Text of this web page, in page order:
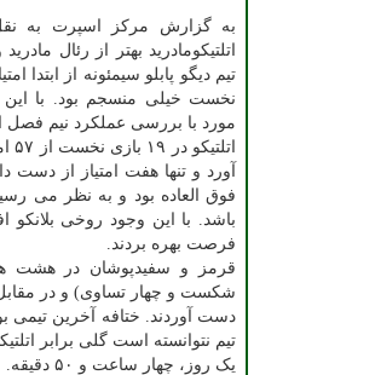
به گزارش مرکز اسپرت به
اتلتیکومادرید بهتر از رئال
تیم دیگو پابلو سیمئونه از ابتدا
نخست خیلی منسجم بود. با این
مورد با بررسی عملکرد نیم فصل
آورد و تنها هفت امتیاز از
فوق العاده بود و به نظر می
باشد. با این وجود روخی بلانکو
فرصت بهره بردند.
قرمز و سفیدپوشان در هشت
شکست و چهار تساوی) و در مقابل
یک روز، چهار ساعت و ۵۰ دقیقه.